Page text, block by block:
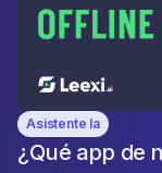
Asistente Ia
¿Qué app de